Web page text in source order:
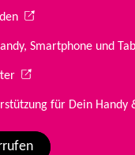
(Wird in einem neuen
Smartphone und
(Wird in einem neuen
für Dein Handy